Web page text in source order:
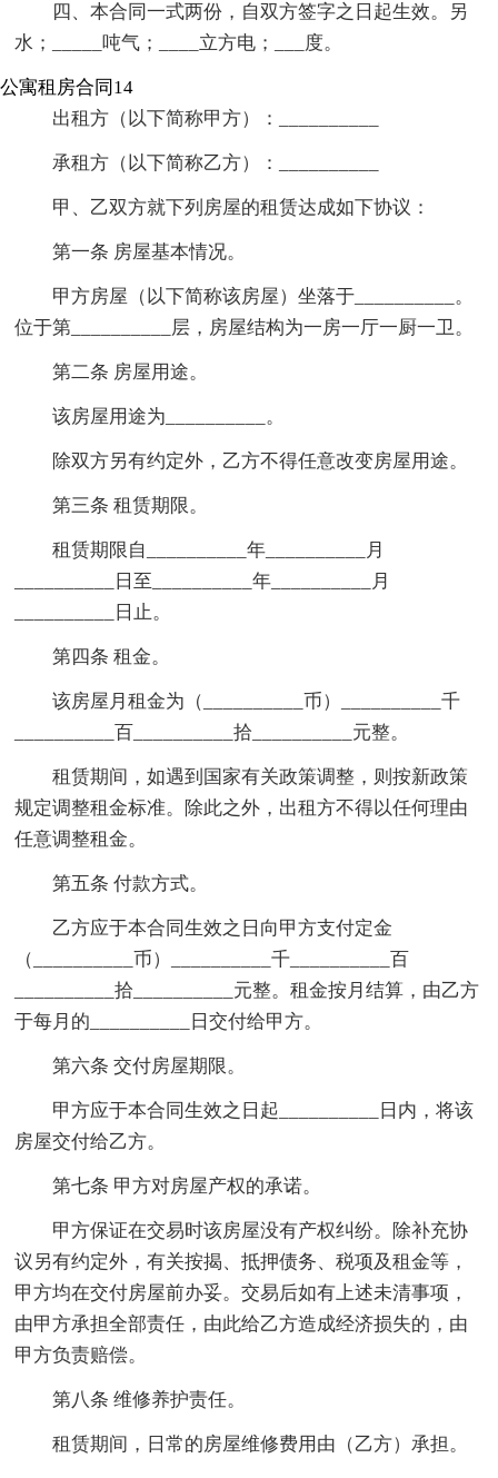
四、本合同一式两份，自双方签字之日起生效。另
水；_____吨气；____立方电；___度。
公寓租房合同14
出租方（以下简称甲方）：__________
承租方（以下简称乙方）：__________
甲、乙双方就下列房屋的租赁达成如下协议：
第一条 房屋基本情况。
甲方房屋（以下简称该房屋）坐落于__________。
位于第__________层，房屋结构为一房一厅一厨一卫。
第二条 房屋用途。
该房屋用途为__________。
除双方另有约定外，乙方不得任意改变房屋用途。
第三条 租赁期限。
租赁期限自__________年__________月
__________日至__________年__________月
__________日止。
第四条 租金。
该房屋月租金为（__________币）__________千
__________百__________拾__________元整。
租赁期间，如遇到国家有关政策调整，则按新政策
规定调整租金标准。除此之外，出租方不得以任何理由
任意调整租金。
第五条 付款方式。
乙方应于本合同生效之日向甲方支付定金
（__________币）__________千__________百
__________拾__________元整。租金按月结算，由乙方
于每月的__________日交付给甲方。
第六条 交付房屋期限。
甲方应于本合同生效之日起__________日内，将该
房屋交付给乙方。
第七条 甲方对房屋产权的承诺。
甲方保证在交易时该房屋没有产权纠纷。除补充协
议另有约定外，有关按揭、抵押债务、税项及租金等，
甲方均在交付房屋前办妥。交易后如有上述未清事项，
由甲方承担全部责任，由此给乙方造成经济损失的，由
甲方负责赔偿。
第八条 维修养护责任。
租赁期间，日常的房屋维修费用由（乙方）承担。